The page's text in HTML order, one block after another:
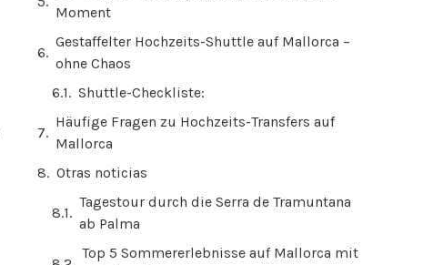
Moment
Gestaffelter Hochzeits-Shuttle auf Mallorca –
ohne Chaos
Shuttle-Checkliste:
Häufige Fragen zu Hochzeits-Transfers auf
Mallorca
Otras noticias
Tagestour durch die Serra de Tramuntana
ab Palma
Top 5 Sommererlebnisse auf Mallorca mit